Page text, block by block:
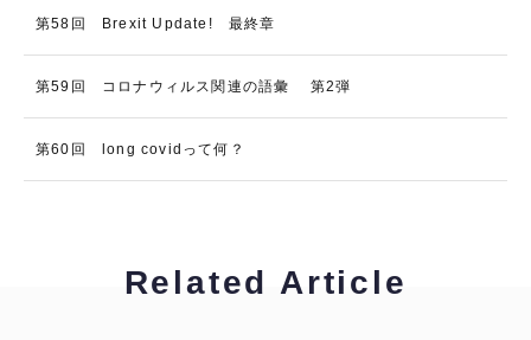
第58回 Brexit Update! 最終章
第59回 コロナウィルス関連の語彙 第2弾
第60回 long covidって何？
Related Article